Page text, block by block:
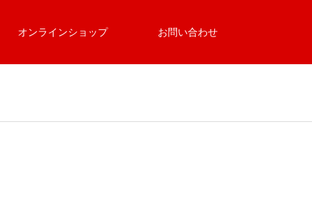
オンラインショップ お問い合わせ